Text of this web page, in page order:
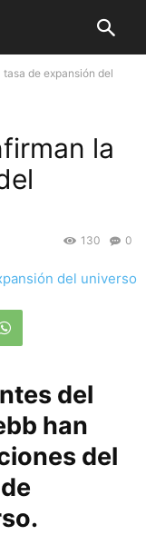
de expansión del
la
0
130
del
han
del